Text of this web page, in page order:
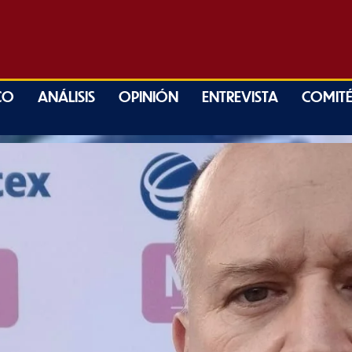
ANÁLISIS OPINIÓN ENTREVISTA